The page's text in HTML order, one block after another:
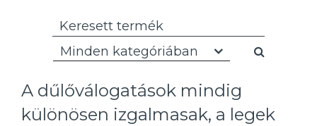
Minden kategóriában
A dűlőválogatások mindig
különösen izgalmasak, a legek